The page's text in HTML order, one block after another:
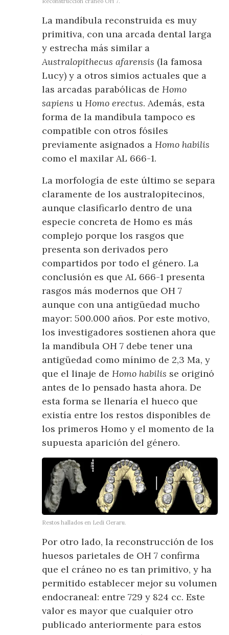
La mandíbula reconstruida es muy
primitiva, con una arcada dental larga
y estrecha más similar a
Australopithecus afarensis (la famosa
Lucy) y a otros simios actuales que a
las arcadas parabólicas deHomo
sapiens uHomo erectus. Además, esta
forma de la mandíbula tampoco es
compatible con otros fósiles
previamente asignados aHomo habilis
como el maxilar AL 666-1.
La morfología de este último se separa
claramente de los australopitecinos,
aunque clasificarlo dentro de una
especie concreta de Homo es más
complejo porque los rasgos que
presenta son derivados pero
compartidos por todo el género. La
conclusión es que AL 666-1 presenta
rasgos más modernos que OH 7
aunque con una antigüedad mucho
mayor: 500.000 años. Por este motivo,
los investigadores sostienen ahora que
la mandíbula OH 7 debe tener una
antigüedad como mínimo de 2,3 Ma, y
que el linaje deHomo habilis se originó
antes de lo pensado hasta ahora. De
esta forma se llenaría el hueco que
existía entre los restos disponibles de
los primeros Homo y el momento de la
supuesta aparición del género.
Restos hallados en Ledi Geraru.
Por otro lado, la reconstrucción de los
huesos parietales de OH 7 confirma
que el cráneo no es tan primitivo, y ha
permitido establecer mejor su volumen
endocraneal: entre 729 y 824 cc. Este
valor es mayor que cualquier otro
publicado anteriormente para estos